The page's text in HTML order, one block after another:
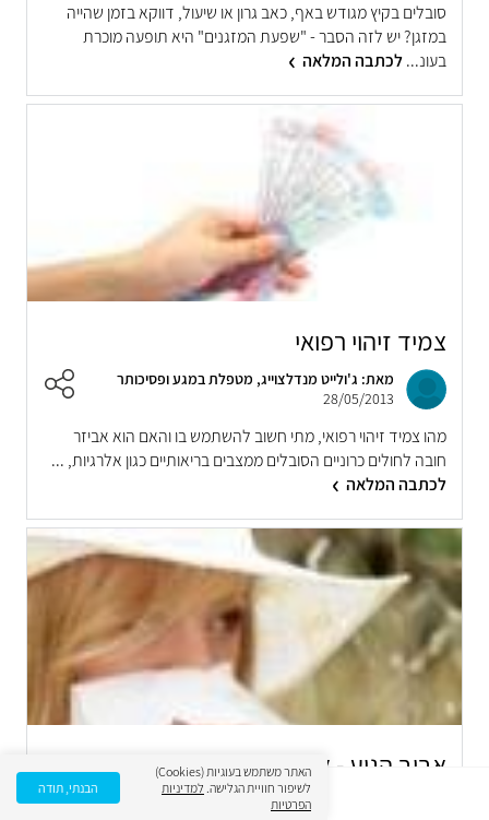
סובלים בקיץ מגודש באף, כאב גרון או שיעול, דווקא בזמן שהייה
במזגן? יש לזה הסבר - "שפעת המזגנים" היא תופעה מוכרת
בעונ...לכתבה המלאה
צמיד זיהוי רפואי
מאת: ג'ולייט מנדלצוייג, מטפלת במגע ופסיכותר
28/05/2013
מהו צמיד זיהוי רפואי, מתי חשוב להשתמש בו והאם הוא אביזר
חובה לחולים כרוניים הסובלים ממצבים בריאותיים כגון אלרגיות, ...
לכתבה המלאה
אביב הגיע - אלרגיות גם
מאת: סיון יוכפז, מערכת אינפומד
האתר משתמש בעוגיות (Cookies)
לשיפור חוויית הגלישה. למדיניות
הפרטיות
הבנתי, תודה